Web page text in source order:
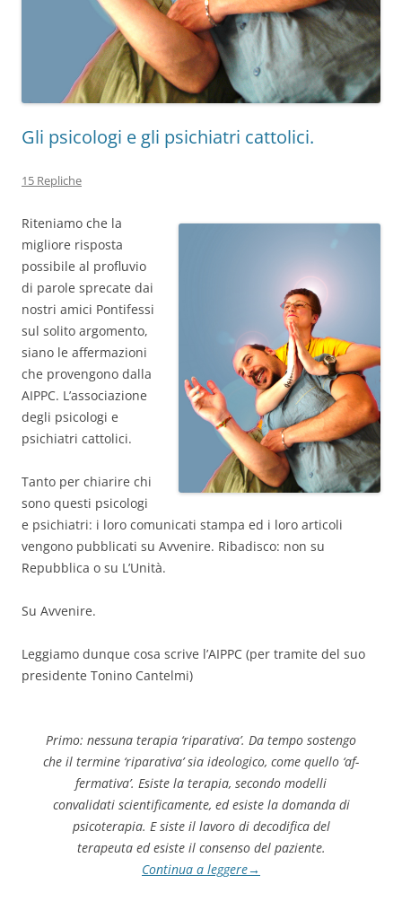
Gli psicologi e gli psichiatri cattolici.
15 Repliche
Riteniamo che la
migliore risposta
possibile al profluvio
di parole sprecate dai
nostri amici Pontifessi
sul solito argomento,
siano le affermazioni
che provengono dalla
AIPPC. L’associazione
degli psicologi e
psichiatri cattolici.
Tanto per chiarire chi
sono questi psicologi
e psichiatri: i loro comunicati stampa ed i loro articoli
vengono pubblicati su Avvenire. Ribadisco: non su
Repubblica o su L’Unità.
Su Avvenire.
Leggiamo dunque cosa scrive l’AIPPC (per tramite del suo
presidente Tonino Cantelmi)
Primo: nessuna terapia ‘riparativa’. Da tempo sostengo
che il termine ‘riparativa’ sia ideologico, come quello ‘af­
fermativa’. Esiste la terapia, secondo modelli
convalidati scientificamente, ed esiste la domanda di
psicoterapia. E siste il lavoro di decodifica del
terapeuta ed esiste il consenso del paziente.
Continua a leggere→